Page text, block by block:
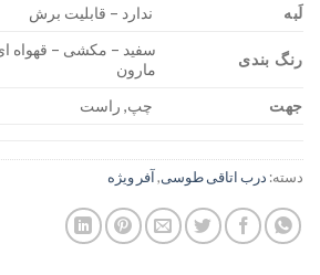
لَبه
ندارد – قابلیت برش
رنگ بندی
سفید – مکشی – قهواه
مارون
جهت
چپ, راست
دسته: درب اتاقی طوسی,آفر ویژه